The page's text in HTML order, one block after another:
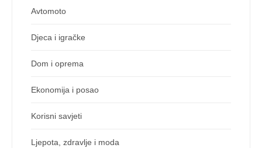
Avtomoto
Djeca i igračke
Dom i oprema
Ekonomija i posao
Korisni savjeti
Ljepota, zdravlje i moda